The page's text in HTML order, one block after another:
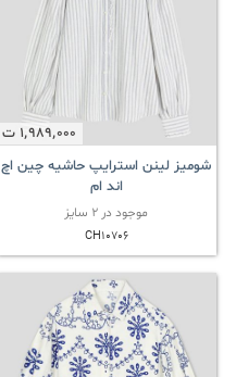
1٬989٬000 ت
شومیز لینن استرایپ حاشیه چین اچ
اند ام
موجود در 2 سایز
CH10706